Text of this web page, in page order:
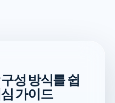
성 방식를 쉽
가이드